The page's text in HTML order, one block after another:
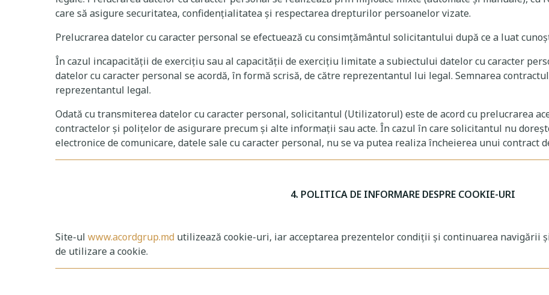
care să asigure securitatea, confidențialitatea și respectarea drepturilor persoanelor vizate.
Prelucrarea datelor cu caracter personal se efectuează cu consimțământul solicitantului după ce a luat
În cazul incapacităţii de exercițiu sau al capacităţii de exerciţiu limitate a subiectului datelor cu caracter
datelor cu caracter personal se acordă, în formă scrisă, de către reprezentantul lui legal. Semnarea
reprezentantul legal.
Odată cu transmiterea datelor cu caracter personal, solicitantul (Utilizatorul) este de acord cu prelucrarea
contractelor și polițelor de asigurare precum și alte informații sau acte. În cazul în care solicitantul nu
electronice de comunicare, datele sale cu caracter personal, nu se va putea realiza încheierea unui contract
4. POLITICA DE INFORMARE DESPRE COOKIE-URI
Site-ul www.acordgrup.md utilizează cookie-uri, iar acceptarea prezentelor condiții și continuarea navigării
de utilizare a cookie.